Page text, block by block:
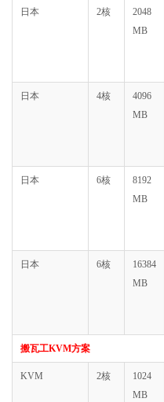
日本 2核
2048
MB
日本 4核
4096
MB
日本 6核
8192
MB
日本 6核
16384
MB
搬瓦工KVM方案
KVM 2核
1024
MB